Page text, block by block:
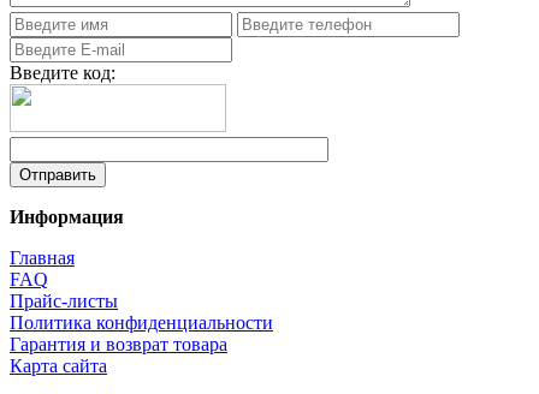
Введите код:
Информация
Главная
FAQ
Прайс-листы
Политика конфиденциальности
Гарантия и возврат товара
Карта сайта